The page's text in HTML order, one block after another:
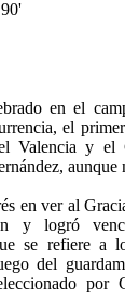
90'
en el
el
Valencia y
aunque
en ver al
y logró
se refiere a
del
por